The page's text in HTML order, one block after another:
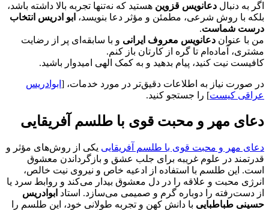
اگر به دنبال دعانویس قزوین هستید که نه‌تنها تجربه بالا داشته باشد،
بلکه با روش شرعی، مطمئن و مؤثر دعا بنویسد، ابو ادریس انتخاب
درست شماست.
من با عنوان دعانویس معروف ایرانی و با سابقه‌ای پر از رضایت
مشتری، آماده‌ام تا گره از کارتان باز کنم.
کافیست نیت کنید، پیام بدهید و به کمک الهی امیدوار باشید.
در صورت نیاز به اطلاعات دقیق‌تر در مورد خدمات، [ ابوادریس
عراقی کیست] را جستجو کنید.
دعای مهر و محبت قوی با طلسم آفریقایی
دعای مهر و محبت قوی با طلسم آفریقایی یکی از روش‌های مؤثر و
قدرتمند در علوم غریبه برای جلب عشق و بازگرداندن معشوق
است. این طلسم با استفاده از ادعیه خاص و نیروی نیت خالص،
انرژی محبت و علاقه را در دل معشوق بیدار می‌کند و روابط سرد یا
از دست‌رفته را دوباره گرم و صمیمی می‌سازد. استاد ابوادریس
حسینی طباطبایی با دانش کهن و تجربه طولانی خود، این طلسم را